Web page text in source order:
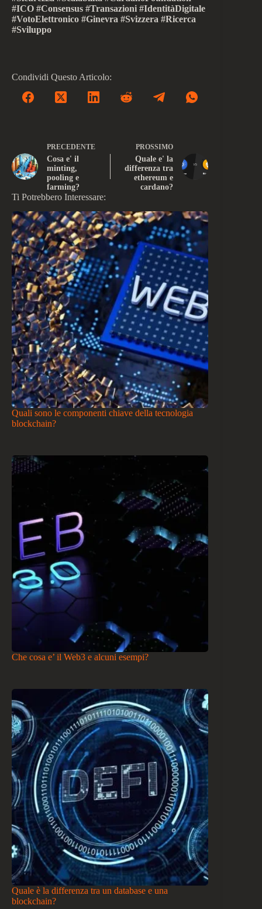
#ICO #Consensus #Transazioni #IdentitàDigitale
#VotoElettronico #Ginevra #Svizzera #Ricerca
#Sviluppo
Condividi Questo Articolo:
PRECEDENTE
Cosa e' il
minting,
pooling e
farming?
PROSSIMO
Quale e' la
differenza tra
ethereum e
cardano?
Ti Potrebbero Interessare:
Quali sono le componenti chiave della tecnologia
blockchain?
Che cosa e’ il Web3 e alcuni esempi?
Quale è la differenza tra un database e una
blockchain?